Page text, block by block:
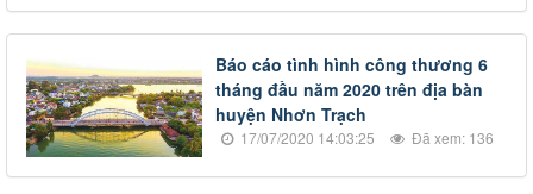
Báo cáo tình hình công thương 6
tháng đầu năm 2020 trên địa bàn
huyện Nhơn Trạch
17/07/2020 14:03:25 Đã xem: 136